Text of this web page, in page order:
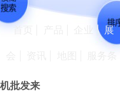
批发来
展